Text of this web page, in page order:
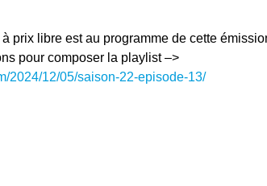
prix libre est au programme de cette
pour composer la playlist –>
2024/12/05/saison-22-episode-13/